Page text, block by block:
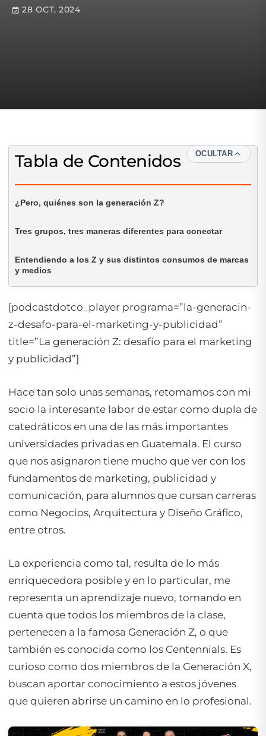
28 OCT, 2024
Tabla de Contenidos OCULTAR
¿Pero, quiénes son la generación Z?
Tres grupos, tres maneras diferentes para conectar
Entendiendo a los Z y sus distintos consumos de marcas
y medios
[podcastdotco_player programa=”la-generacin-
z-desafo-para-el-marketing-y-publicidad”
title=”La generación Z: desafío para el marketing
y publicidad”]
Hace tan solo unas semanas, retomamos con mi
socio la interesante labor de estar como dupla de
catedráticos en una de las más importantes
universidades privadas en Guatemala. El curso
que nos asignaron tiene mucho que ver con los
fundamentos de marketing, publicidad y
comunicación, para alumnos que cursan carreras
como Negocios, Arquitectura y Diseño Gráfico,
entre otros.
La experiencia como tal, resulta de lo más
enriquecedora posible y en lo particular, me
representa un aprendizaje nuevo, tomando en
cuenta que todos los miembros de la clase,
pertenecen a la famosa Generación Z, o que
también es conocida como los Centennials. Es
curioso como dos miembros de la Generación X,
buscan aportar conocimiento a estos jóvenes
que quieren abrirse un camino en lo profesional.